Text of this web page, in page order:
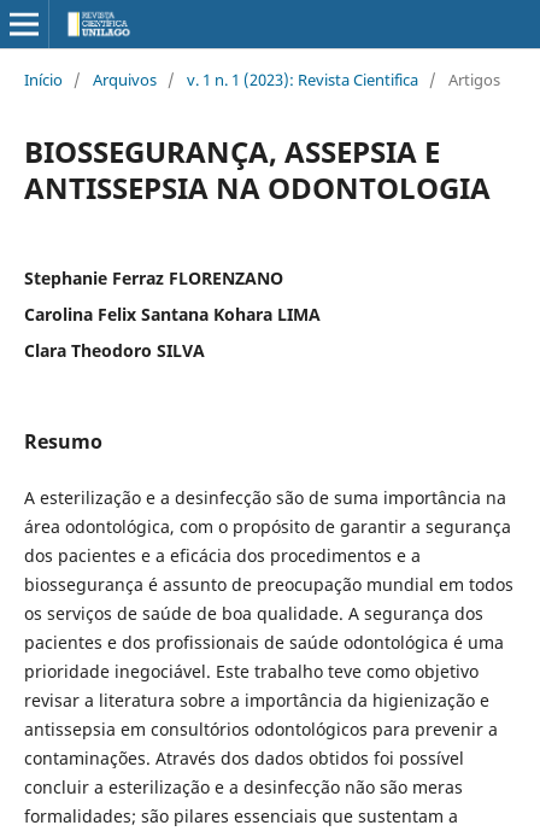
Início / Arquivos / v. 1 n. 1 (2023): Revista Cientifica / Artigos
BIOSSEGURANÇA, ASSEPSIA E
ANTISSEPSIA NA ODONTOLOGIA
Stephanie Ferraz FLORENZANO
Carolina Felix Santana Kohara LIMA
Clara Theodoro SILVA
Resumo
A esterilização e a desinfecção são de suma importância na
área odontológica, com o propósito de garantir a segurança
dos pacientes e a eficácia dos procedimentos e a
biossegurança é assunto de preocupação mundial em todos
os serviços de saúde de boa qualidade. A segurança dos
pacientes e dos profissionais de saúde odontológica é uma
prioridade inegociável. Este trabalho teve como objetivo
revisar a literatura sobre a importância da higienização e
antissepsia em consultórios odontológicos para prevenir a
contaminações. Através dos dados obtidos foi possível
concluir a esterilização e a desinfecção não são meras
formalidades; são pilares essenciais que sustentam a